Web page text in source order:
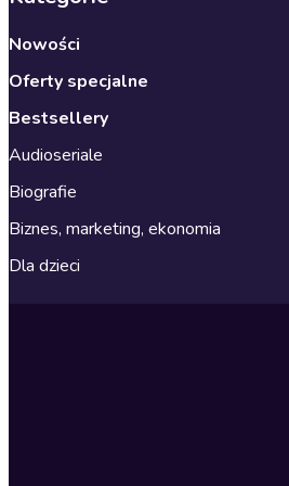
Nowości
Oferty specjalne
Bestsellery
Audioseriale
Biografie
Biznes, marketing, ekonomia
Dla dzieci